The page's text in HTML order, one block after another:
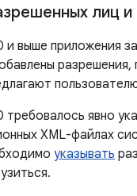
лиц и
и выше приложения
разрешения,
требовалось явно
XML-файлах
указывать